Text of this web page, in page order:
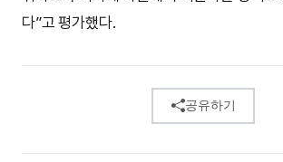
다”고 평가했다.
공유하기